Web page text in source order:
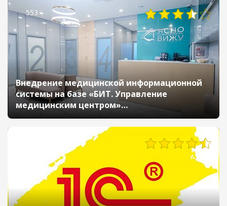
553
Внедрение медицинской информационной
системы на базе «БИТ. Управление
медицинским центром»
в офтальмологической клинике «Ясно